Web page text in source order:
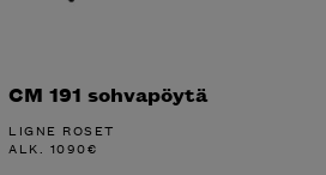
CM 191 sohvapöytä
LIGNE ROSET
ALK. 1090€